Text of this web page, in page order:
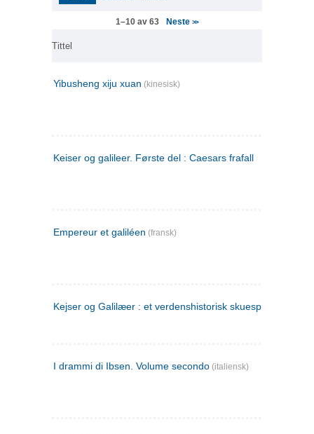
1–10 av 63 Neste>>
Tittel
Yibusheng xiju xuan (kinesisk)
Keiser og galileer. Første del : Caesars frafall
Empereur et galiléen (fransk)
Kejser og Galilæer : et verdenshistorisk skuespil
I drammi di Ibsen. Volume secondo (italiensk)